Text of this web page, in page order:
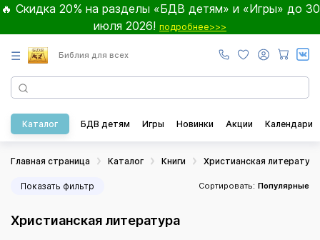
🔥 Скидка 20% на разделы «БДВ детям» и «Игры» до 30
июля 2026! подробнее>>>
☰ Библия для всех
Каталог БДВ детям Игры Новинки Акции Календари
Главная страница Каталог Книги Христианская литература
Показать фильтр Сортировать: Популярные
Христианская литература